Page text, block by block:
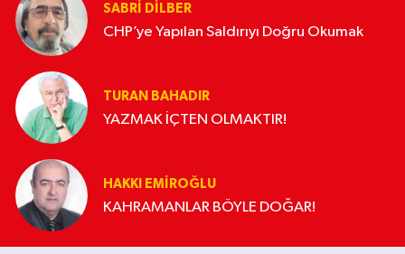
SABRI DILBER
CHP’ye Yapılan Saldırıyı Doğru Okumak
TURAN BAHADIR
YAZMAK İÇTEN OLMAKTIR!
HAKKI EMİROĞLU
KAHRAMANLAR BÖYLE DOĞAR!